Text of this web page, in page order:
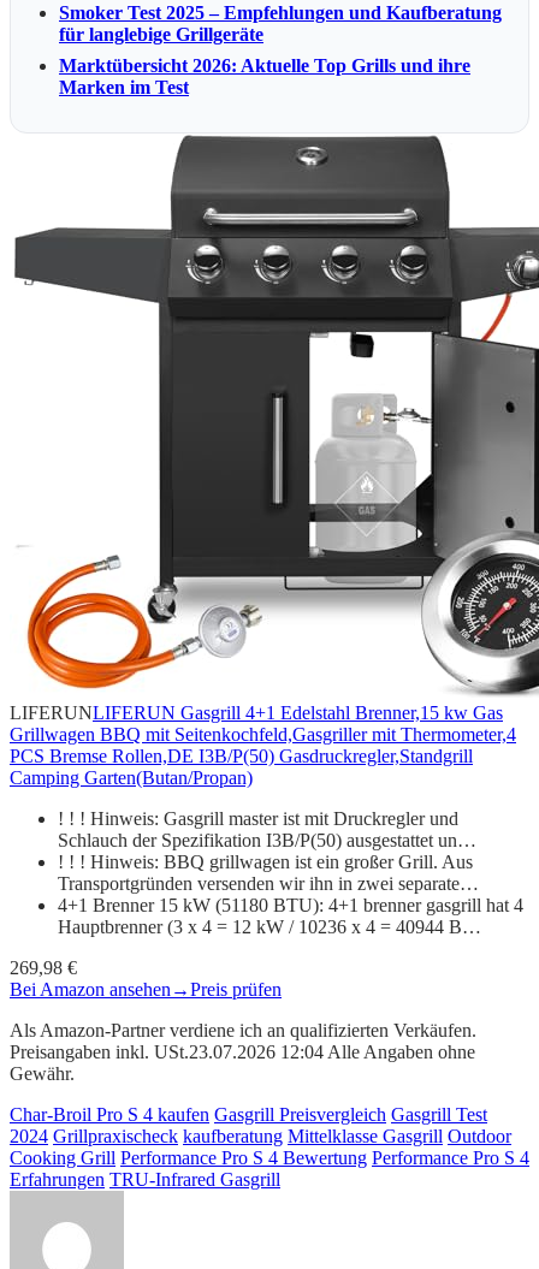
Smoker Test 2025 – Empfehlungen und Kaufberatung
für langlebige Grillgeräte
Marktübersicht 2026: Aktuelle Top Grills und ihre
Marken im Test
LIFERUNLIFERUN Gasgrill 4+1 Edelstahl Brenner,15 kw Gas
Grillwagen BBQ mit Seitenkochfeld,Gasgriller mit Thermometer,4
PCS Bremse Rollen,DE I3B/P(50) Gasdruckregler,Standgrill
Camping Garten(Butan/Propan)
! ! ! Hinweis: Gasgrill master ist mit Druckregler und
Schlauch der Spezifikation I3B/P(50) ausgestattet un…
! ! ! Hinweis: BBQ grillwagen ist ein großer Grill. Aus
Transportgründen versenden wir ihn in zwei separate…
4+1 Brenner 15 kW (51180 BTU): 4+1 brenner gasgrill hat 4
Hauptbrenner (3 x 4 = 12 kW / 10236 x 4 = 40944 B…
269,98 €
Bei Amazon ansehen →Preis prüfen
Als Amazon-Partner verdiene ich an qualifizierten Verkäufen.
Preisangaben inkl. USt.23.07.2026 12:04 Alle Angaben ohne
Gewähr.
Char-Broil Pro S 4 kaufen Gasgrill Preisvergleich Gasgrill Test
2024 Grillpraxischeck kaufberatung Mittelklasse Gasgrill Outdoor
Cooking Grill Performance Pro S 4 Bewertung Performance Pro S 4
Erfahrungen TRU-Infrared Gasgrill